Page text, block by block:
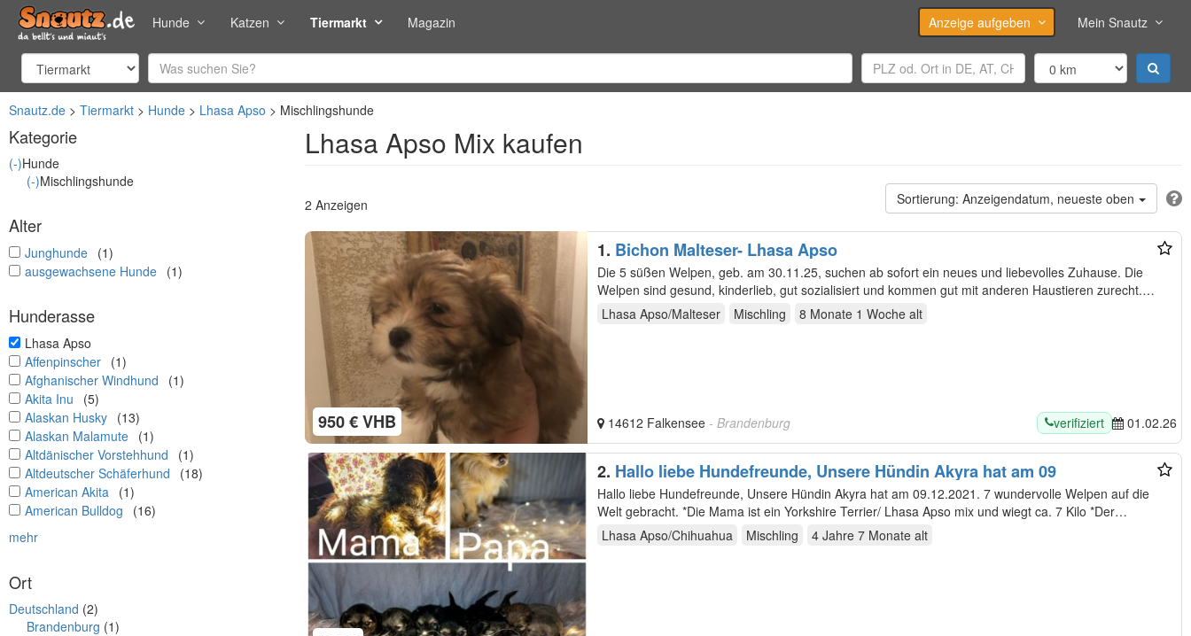
Hunde Katzen Tiermarkt Magazin Anzeige aufgeben Mein Snautz
Snautz.de Tiermarkt Hunde Lhasa Apso Mischlingshunde
Kategorie
(-)Hunde
(-)Mischlingshunde
Alter
undefined
Junghunde (1)
undefined
ausgewachsene Hunde (1)
Hunderasse
undefined
Lhasa Apso
undefined
Affenpinscher (1)
undefined
Afghanischer Windhund
(1)
undefined
Akita Inu
(5)
undefined
Alaskan Husky (13)
undefined
Alaskan Malamute (1)
undefined
Altdänischer Vorstehhund
(1)
undefined
Altdeutscher Schäferhund
(18)
undefined
American Akita (1)
undefined
American Bulldog
(16)
mehr
Ort
Deutschland (2)
Brandenburg (1)
Lhasa Apso Mix kaufen
Anzeigendatum, neueste oben
2 Anzeigen
1. Bichon Malteser- Lhasa Apso
950 € VHB
Die 5 süßen Welpen, geb. am 30.11.25, suchen ab sofort ein neues und liebevolles Zuhause. Die
Welpen sind gesund, kinderlieb, gut sozialisiert und kommen gut mit anderen Haustieren zurecht.
Die…
Lhasa Apso/Malteser Mischling 8 Monate 1 Woche alt
14612 Falkensee - Brandenburg verifiziert 01.02.26
2. Hallo liebe Hundefreunde, Unsere Hündin Akyra hat am 09
Hallo liebe Hundefreunde, Unsere Hündin Akyra hat am 09.12.2021. 7 wundervolle Welpen auf die
Welt gebracht. *Die Mama ist ein Yorkshire Terrier/ Lhasa Apso mix und wiegt ca. 7 Kilo *Der…
Lhasa Apso/Chihuahua
Mischling 4 Jahre 7 Monate alt